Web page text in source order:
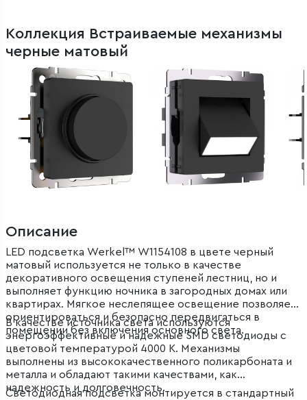
Коллекция Встраиваемые механизмы
черные матовый
Описание
LED подсветка Werkel™ W1154108 в цвете черный
матовый используется не только в качестве
декоративного освещения ступеней лестниц, но и
выполняет функцию ночника в загородных домах или
квартирах. Мягкое неслепящее освещение позволяет
ориентироваться и безопасно передвигаться в
помещении без включения основного света.
В качестве источника света используются
энергоэффективные и надежные SMD светодиоды с
цветовой температурой 4000 K. Механизмы
выполнены из высококачественного поликарбоната и
металла и обладают такими качествами, как
надежность и долговечность.
Светодиодная подсветка монтируется в стандартный